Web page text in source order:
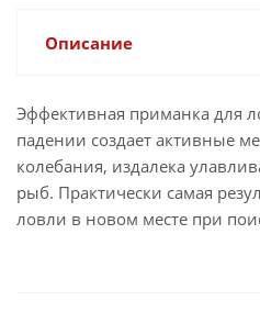
Описание
Эффективная приманка для
падении создает активные
колебания, издалека
рыб. Практически самая
ловли в новом месте при